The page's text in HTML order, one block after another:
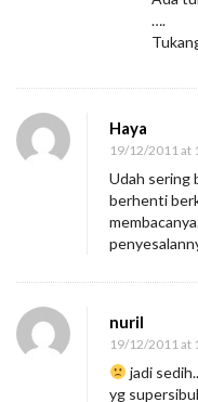
….
Haya
19/12/2011 at
Udah sering
berhenti
nuril
19/12/2011 at
jadi
yg